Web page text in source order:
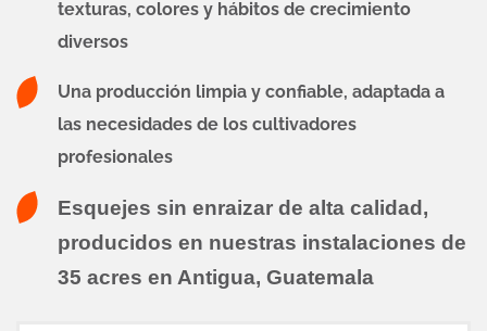
texturas, colores y hábitos de crecimiento
diversos
Una producción limpia y confiable, adaptada a
las necesidades de los cultivadores
profesionales
Esquejes sin enraizar de alta calidad,
producidos en nuestras instalaciones de
35 acres en Antigua, Guatemala